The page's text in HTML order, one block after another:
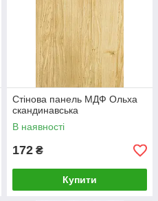
Стінова панель МДФ Ольха
скандинавська
В наявності
172 ₴
Купити